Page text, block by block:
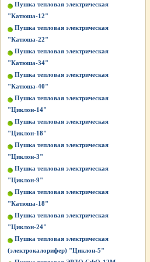
Пушка тепловая электрическая
"Катюша-12"
Пушка тепловая электрическая
"Катюша-22"
Пушка тепловая электрическая
"Катюша-34"
Пушка тепловая электрическая
"Катюша-40"
Пушка тепловая электрическая
"Циклон-14"
Пушка тепловая электрическая
"Циклон-18"
Пушка тепловая электрическая
"Циклон-3"
Пушка тепловая электрическая
"Циклон-9"
Пушка тепловая электрическая
"Катюша-18"
Пушка тепловая электрическая
"Циклон-24"
Пушка тепловая электрическая
(электрокалорифер) "Циклон-5"